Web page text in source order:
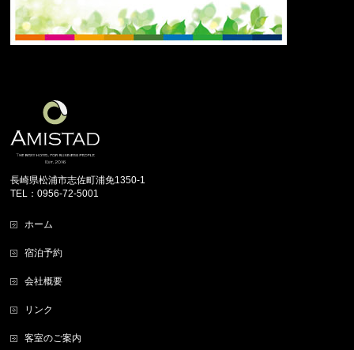
長崎県松浦市志佐町浦免1350-1
TEL：0956-72-5001
ホーム
宿泊予約
会社概要
リンク
客室のご案内